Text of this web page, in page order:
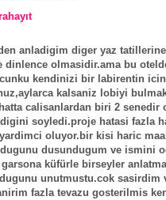
anladigim diger yaz
dinlence olmasidir.ama bu
kendinizi bir labirentin
kalsaniz lobiyi
calisanlardan biri 2 senedir
soyledi.proje hatasi fazla
oluyor.bir kisi haric
dusundugum ve ismini
küfürle birseyler
unutmustu.cok sasirdim
fazla tevazu gosterilmis